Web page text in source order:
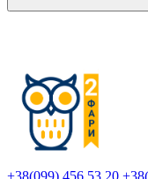
+38(099) 456 53 20